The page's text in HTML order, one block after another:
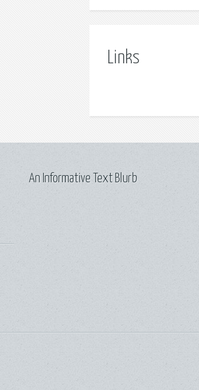
Links
An Informative Text Blurb